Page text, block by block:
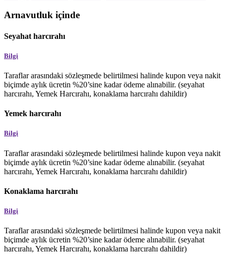
Arnavutluk içinde
Seyahat harcırahı
Bilgi
Taraflar arasındaki sözleşmede belirtilmesi halinde kupon veya nakit
biçimde aylık ücretin %20’sine kadar ödeme alınabilir. (seyahat
harcırahı, Yemek Harcırahı, konaklama harcırahı dahildir)
Yemek harcırahı
Bilgi
Taraflar arasındaki sözleşmede belirtilmesi halinde kupon veya nakit
biçimde aylık ücretin %20’sine kadar ödeme alınabilir. (seyahat
harcırahı, Yemek Harcırahı, konaklama harcırahı dahildir)
Konaklama harcırahı
Bilgi
Taraflar arasındaki sözleşmede belirtilmesi halinde kupon veya nakit
biçimde aylık ücretin %20’sine kadar ödeme alınabilir. (seyahat
harcırahı, Yemek Harcırahı, konaklama harcırahı dahildir)